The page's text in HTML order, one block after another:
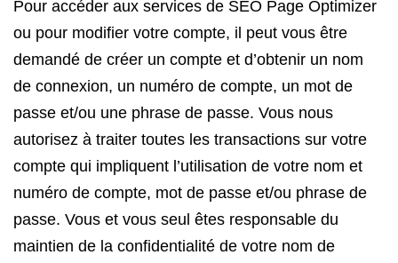
Pour accéder aux services de SEO Page Optimizer
ou pour modifier votre compte, il peut vous être
demandé de créer un compte et d’obtenir un nom
de connexion, un numéro de compte, un mot de
passe et/ou une phrase de passe. Vous nous
autorisez à traiter toutes les transactions sur votre
compte qui impliquent l’utilisation de votre nom et
numéro de compte, mot de passe et/ou phrase de
passe. Vous et vous seul êtes responsable du
maintien de la confidentialité de votre nom de